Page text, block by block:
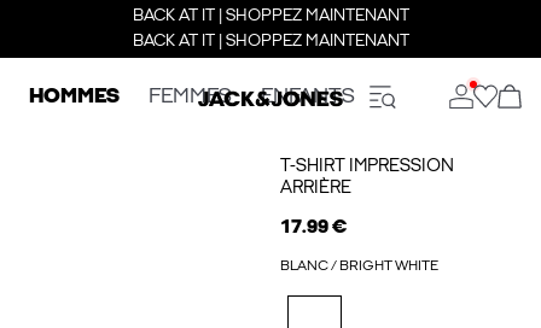
BACK AT IT | SHOPPEZ MAINTENANT
BACK AT IT | SHOPPEZ MAINTENANT
HOMMES FEMMES ENFANTS
T-SHIRT IMPRESSION
ARRIÈRE
17.99 €
BLANC / BRIGHT WHITE